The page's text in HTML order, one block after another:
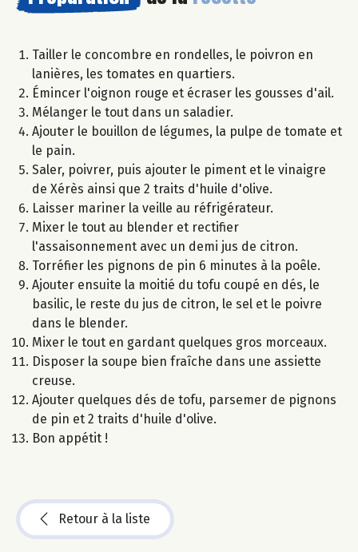
Tailler le concombre en rondelles, le poivron en
lanières, les tomates en quartiers.
Émincer l'oignon rouge et écraser les gousses d'ail.
Mélanger le tout dans un saladier.
Ajouter le bouillon de légumes, la pulpe de tomate et
le pain.
Saler, poivrer, puis ajouter le piment et le vinaigre
de Xérès ainsi que 2 traits d'huile d'olive.
Laisser mariner la veille au réfrigérateur.
Mixer le tout au blender et rectifier
l'assaisonnement avec un demi jus de citron.
Torréfier les pignons de pin 6 minutes à la poêle.
Ajouter ensuite la moitié du tofu coupé en dés, le
basilic, le reste du jus de citron, le sel et le poivre
dans le blender.
Mixer le tout en gardant quelques gros morceaux.
Disposer la soupe bien fraîche dans une assiette
creuse.
Ajouter quelques dés de tofu, parsemer de pignons
de pin et 2 traits d'huile d'olive.
Bon appétit !
Retour à la liste